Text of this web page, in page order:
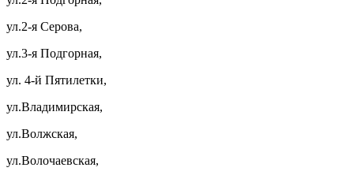
ул.2-я Серова,
ул.3-я Подгорная,
ул. 4-й Пятилетки,
ул.Владимирская,
ул.Волжская,
ул.Волочаевская,